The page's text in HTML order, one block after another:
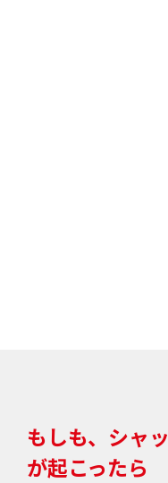
もしも、シャ
が起こったら